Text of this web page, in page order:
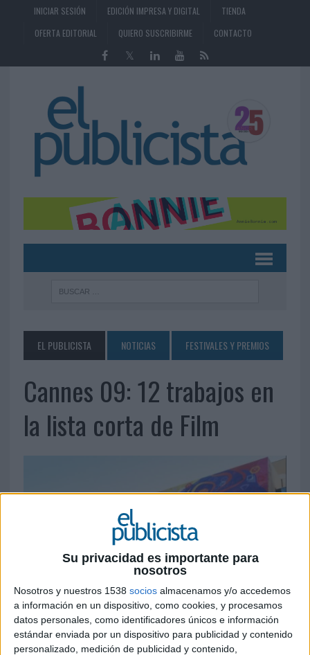
Su privacidad es importante para
nosotros
Nosotros y nuestros 1538 socios almacenamos y/o accedemos
a información en un dispositivo, como cookies, y procesamos
datos personales, como identificadores únicos e información
estándar enviada por un dispositivo para publicidad y contenido
personalizado, medición de publicidad y contenido,
INICIAR SESIÓN EDICIÓN IMPRESA Y DIGITAL
TIENDA
OFERTA EDITORIAL
QUIERO SUSCRIBIRME CONTACTO
EL PUBLICISTA NOTICIAS FESTIVALES Y PREMIOS
Cannes 09: 12 trabajos en
la lista corta de Film
26 DE JUNIO DE 2009